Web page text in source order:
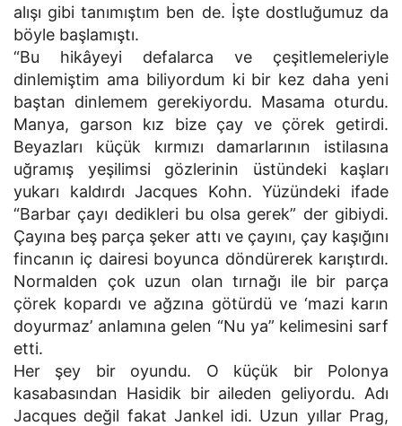
alışı gibi tanımıştım ben de. İşte dostluğumuz da
böyle başlamıştı.
“Bu hikâyeyi defalarca ve çeşitlemeleriyle
dinlemiştim ama biliyordum ki bir kez daha yeni
baştan dinlemem gerekiyordu. Masama oturdu.
Manya, garson kız bize çay ve çörek getirdi.
Beyazları küçük kırmızı damarlarının istilasına
uğramış yeşilimsi gözlerinin üstündeki kaşları
yukarı kaldırdı Jacques Kohn. Yüzündeki ifade
“Barbar çayı dedikleri bu olsa gerek” der gibiydi.
Çayına beş parça şeker attı ve çayını, çay kaşığını
fincanın iç dairesi boyunca döndürerek karıştırdı.
Normalden çok uzun olan tırnağı ile bir parça
çörek kopardı ve ağzına götürdü ve ‘mazi karın
doyurmaz’ anlamına gelen “Nu ya” kelimesini sarf
etti.
Her şey bir oyundu. O küçük bir Polonya
kasabasından Hasidik bir aileden geliyordu. Adı
Jacques değil fakat Jankel idi. Uzun yıllar Prag,